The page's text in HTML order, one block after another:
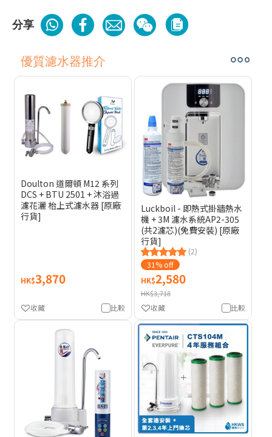
分享
優質濾水器推介
Doulton 道爾頓 M12 系列
DCS + BTU 2501 + 沐浴過
濾花灑 枱上式濾水器 [原廠
行貨]
HK$3,870
比較
收藏
Luckboil - 即熱式掛牆熱水
機 + 3M 濾水系統AP2-305
(共2濾芯)(免費安裝) [原廠
行貨]
(2)
31% off
HK$2,580
HK$3,718
比較
收藏